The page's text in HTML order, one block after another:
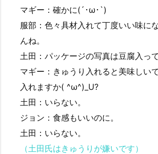
マギー：確かに(´･ω･`)
服部：色々具材入れて丁度いい味に
んね。
土田：パッケージの写真は豆腐入って
マギー：きゅうり入れると美味しい
入れますか( ^ω^)_U?
土田：いらない。
ジョン：食感もいいのに。
土田：いらない。
（土田氏はきゅうりが嫌いです）